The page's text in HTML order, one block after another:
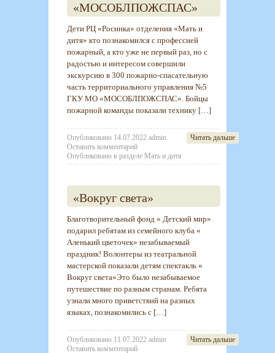
«МОСОБЛПОЖСПАС»
Дети РЦ «Росинка» отделения «Мать и
дитя» кто познакомился с профессией
пожарный, а кто уже не первый раз, но с
радостью и интересом совершили
экскурсию в 300 пожарно-спасательную
часть территориального управления №5
ГКУ МО «МОСОБЛПОЖСПАС». Бойцы
пожарной команды показали технику […]
Читать дальше
Опубликовано 14.07.2022 admin
Оставить комментарий
Опубликовано в разделе Мать и дитя
«Вокруг света»
Благотворительный фонд « Детский мир»
подарил ребятам из семейного клуба «
Аленький цветочек» незабываемый
праздник! Волонтеры из театральной
мастерской показали детям спектакль «
Вокруг света»Это было незабываемое
путешествие по разным странам. Ребята
узнали много приветствий на разных
языках, познакомились с […]
Читать дальше
Опубликовано 11.07.2022 admin
Оставить комментарий